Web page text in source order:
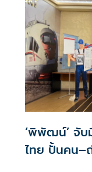
‘พิพัฒน์’ จับ
ไทย ปั้นคน–